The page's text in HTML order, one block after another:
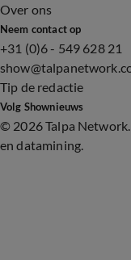
Over ons
Neem contact op
+31 (0)6 - 549 628 21
Tip de redactie
Volg Shownieuws
© 2026 Talpa
en datamining.